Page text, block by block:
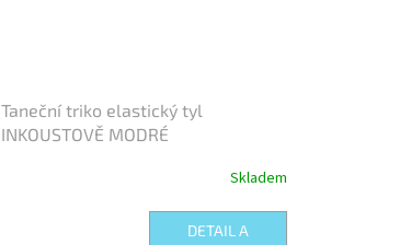
Taneční triko elastický tyl
INKOUSTOVĚ MODRÉ
Skladem
DETAIL A